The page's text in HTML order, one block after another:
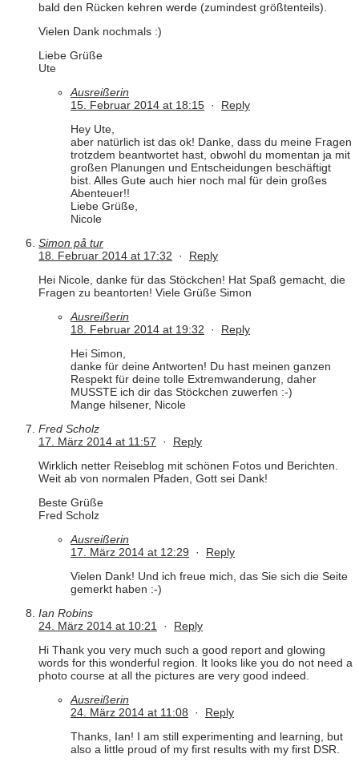
bald den Rücken kehren werde (zumindest größtenteils).
Vielen Dank nochmals :)
Liebe Grüße
Ute
Ausreißerin
15. Februar 2014 at 18:15 · Reply
Hey Ute,
aber natürlich ist das ok! Danke, dass du meine Fragen
trotzdem beantwortet hast, obwohl du momentan ja mit
großen Planungen und Entscheidungen beschäftigt
bist. Alles Gute auch hier noch mal für dein großes
Abenteuer!!
Liebe Grüße,
Nicole
Simon på tur
18. Februar 2014 at 17:32 · Reply
Hei Nicole, danke für das Stöckchen! Hat Spaß gemacht, die
Fragen zu beantorten! Viele Grüße Simon
Ausreißerin
18. Februar 2014 at 19:32 · Reply
Hei Simon,
danke für deine Antworten! Du hast meinen ganzen
Respekt für deine tolle Extremwanderung, daher
MUSSTE ich dir das Stöckchen zuwerfen :-)
Mange hilsener, Nicole
Fred Scholz
17. März 2014 at 11:57 · Reply
Wirklich netter Reiseblog mit schönen Fotos und Berichten.
Weit ab von normalen Pfaden, Gott sei Dank!
Beste Grüße
Fred Scholz
Ausreißerin
17. März 2014 at 12:29 · Reply
Vielen Dank! Und ich freue mich, das Sie sich die Seite
gemerkt haben :-)
Ian Robins
24. März 2014 at 10:21 · Reply
Hi Thank you very much such a good report and glowing
words for this wonderful region. It looks like you do not need a
photo course at all the pictures are very good indeed.
Ausreißerin
24. März 2014 at 11:08 · Reply
Thanks, Ian! I am still experimenting and learning, but
also a little proud of my first results with my first DSR.